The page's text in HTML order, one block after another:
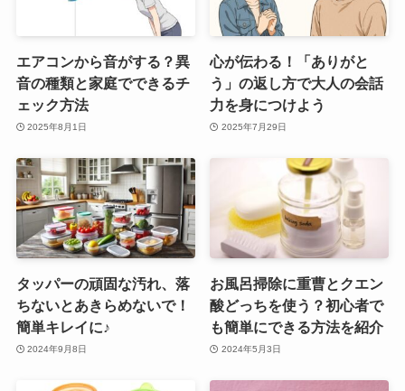
エアコンから音がする？異
音の種類と家庭でできるチ
ェック方法
2025年8月1日
心が伝わる！「ありがと
う」の返し方で大人の会話
力を身につけよう
2025年7月29日
タッパーの頑固な汚れ、落
ちないとあきらめないで！
簡単キレイに♪
2024年9月8日
お風呂掃除に重曹とクエン
酸どっちを使う？初心者で
も簡単にできる方法を紹介
2024年5月3日